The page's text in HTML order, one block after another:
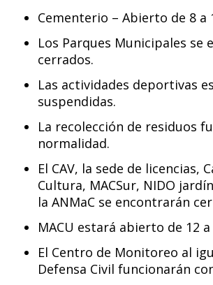
Cementerio – Abierto de 8 a
Los Parques Municipales se
cerrados.
Las actividades deportivas
suspendidas.
La recolección de residuos
normalidad.
El CAV, la sede de licencias,
Cultura, MACSur, NIDO
la ANMaC se encontrarán
MACU estará abierto de 12 a
El Centro de Monitoreo al
Defensa Civil funcionarán